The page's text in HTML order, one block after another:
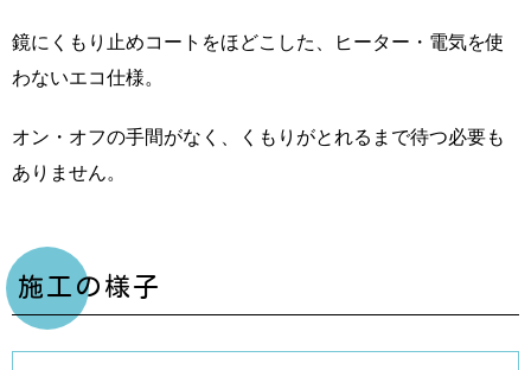
鏡にくもり止めコートをほどこした、ヒーター・電気を使
わないエコ仕様。
オン・オフの手間がなく、くもりがとれるまで待つ必要も
ありません。
施工の様子